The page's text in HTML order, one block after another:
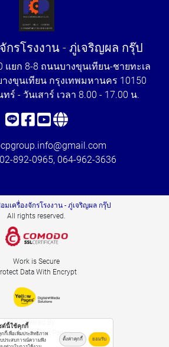
กรโรงงาน - ภู่เจริญผล กรุ๊ป
แยก 8-8 ถนนบางขุนเทียน-ชายทะเล
งขุนเทียน กรุงเทพมหานคร 10150
ร์ - วันเสาร์ เวลา 8.00 - 17.00 น.
02-892-0965, 064-962-3636
มเครื่องจักรโรงงาน - ภู่เจริญผล กรุ๊ป
All rights reserved.
Work is Secure
Data With Encrypt
Powered By
Thailand YellowPages
ต์นี้ใช้คุกกี้
กกี้เพื่อเพิ่มประสิทธิภาพ
ประสบการณ์ความพึง
ตั้งค่าคุกกี้ ยอมรับ